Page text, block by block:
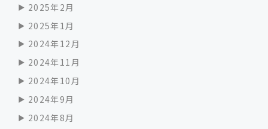
2025年2月
2025年1月
2024年12月
2024年11月
2024年10月
2024年9月
2024年8月